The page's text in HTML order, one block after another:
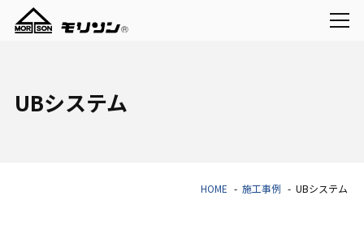
UBシステム
HOME 施工事例 UBシステム